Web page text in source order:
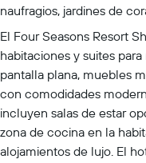
naufragios, jardines de
El Four Seasons Resort
habitaciones y suites
pantalla plana, muebles
con comodidades
incluyen salas de estar
zona de cocina en la
alojamientos de lujo. El